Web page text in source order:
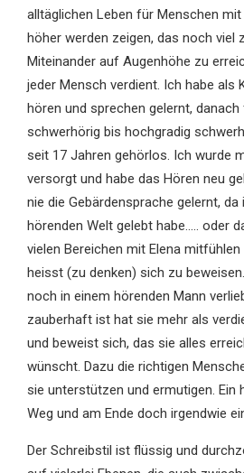
alltäglichen Leben für Menschen
höher werden zeigen, das noch viel
Miteinander auf Augenhöhe zu
jeder Mensch verdient. Ich habe als
hören und sprechen gelernt,
schwerhörig bis hochgradig
seit 17 Jahren gehörlos. Ich wurde
versorgt und habe das Hören neu
nie die Gebärdensprache gelernt,
hörenden Welt gelebt habe….. oder
vielen Bereichen mit Elena
heisst (zu denken) sich zu
noch in einem hörenden Mann
zauberhaft ist hat sie mehr als
und beweist sich, das sie alles
wünscht. Dazu die richtigen
sie unterstützen und ermutigen. Ein
Weg und am Ende doch irgendwie
Der Schreibstil ist flüssig und